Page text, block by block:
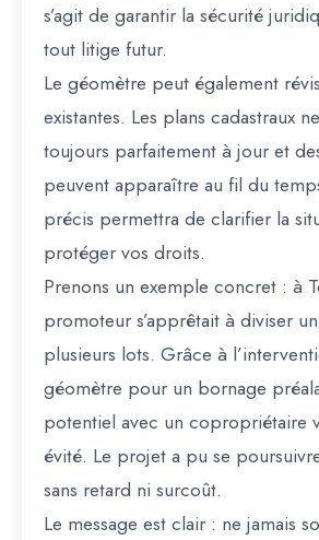
s’agit de garantir la sécurité
tout litige futur.
Le géomètre peut également
existantes. Les plans cadastraux
toujours parfaitement à jour et
peuvent apparaître au fil du
précis permettra de clarifier la
protéger vos droits.
Prenons un exemple concret : à
promoteur s’apprêtait à diviser
plusieurs lots. Grâce à
géomètre pour un bornage
potentiel avec un copropriétaire
évité. Le projet a pu se
sans retard ni surcoût.
Le message est clair : ne jamais